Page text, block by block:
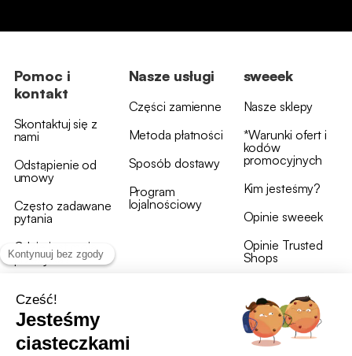
Pomoc i
kontakt
Skontaktuj się z
nami
Odstąpienie od
umowy
Często zadawane
pytania
Gdzie jest moja
przesyłka?
Nasze usługi
Części zamienne
Metoda płatności
Sposób dostawy
Program
lojalnościowy
sweeek
Nasze sklepy
*Warunki ofert i
kodów
promocyjnych
Kim jesteśmy?
Opinie sweeek
Opinie Trusted
Shops